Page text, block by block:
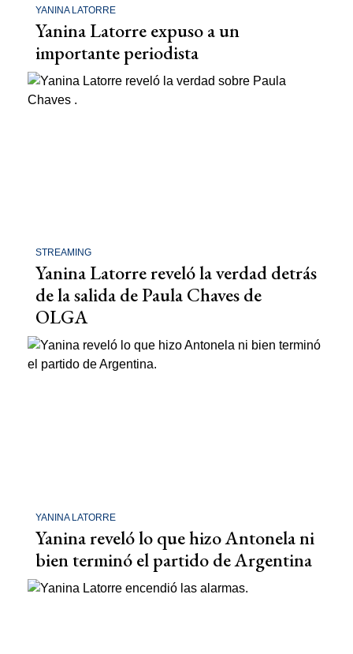
YANINA LATORRE
Yanina Latorre expuso a un
importante periodista
STREAMING
Yanina Latorre reveló la verdad detrás
de la salida de Paula Chaves de
OLGA
YANINA LATORRE
Yanina reveló lo que hizo Antonela ni
bien terminó el partido de Argentina